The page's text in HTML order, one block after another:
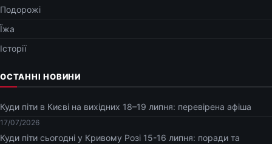
Подорожі
Їжа
Історії
ОСТАННІ НОВИНИ
Куди піти в Києві на вихідних 18–19 липня: перевірена афіша
17/07/2026
Куди піти сьогодні у Кривому Розі 15-16 липня: поради та